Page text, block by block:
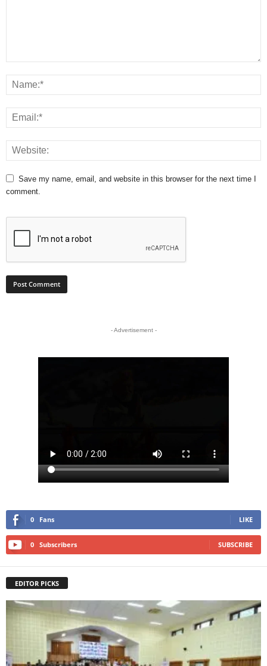
Save my name, email, and website in this browser for the next time I
comment.
- Advertisement -
0 Fans LIKE
0 Subscribers SUBSCRIBE
EDITOR PICKS